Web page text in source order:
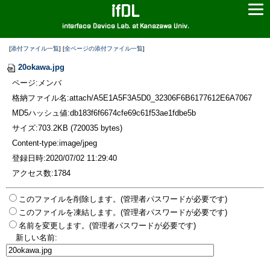
ifDL
interface Device Lab. at Kanazawa Univ.
[添付ファイル一覧] [全ページの添付ファイル一覧]
20okawa.jpg
ページ:メンバ
格納ファイル名:attach/A5E1A5F3A5D0_32306F6B6177612E6A7067
MD5ハッシュ値:db183f6f6674cfe69c61f53ae1fdbe5b
サイズ:703.2KB (720035 bytes)
Content-type:image/jpeg
登録日時:2020/07/02 11:29:40
アクセス数:1784
このファイルを削除します。(管理者パスワードが必要です)
このファイルを凍結します。(管理者パスワードが必要です)
名前を変更します。(管理者パスワードが必要です)
新しい名前: